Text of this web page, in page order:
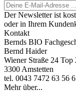
Der Newsletter ist
oder in Ihrem
Kontakt
Bernds BIO
Bernd Haider
Wiener Straße 24 Top
3300 Amstetten
tel. 0043 7472 63 56
Mehr über...